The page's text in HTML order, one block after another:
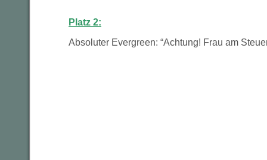
Platz 2:
Absoluter Evergreen: “Achtung! Frau am